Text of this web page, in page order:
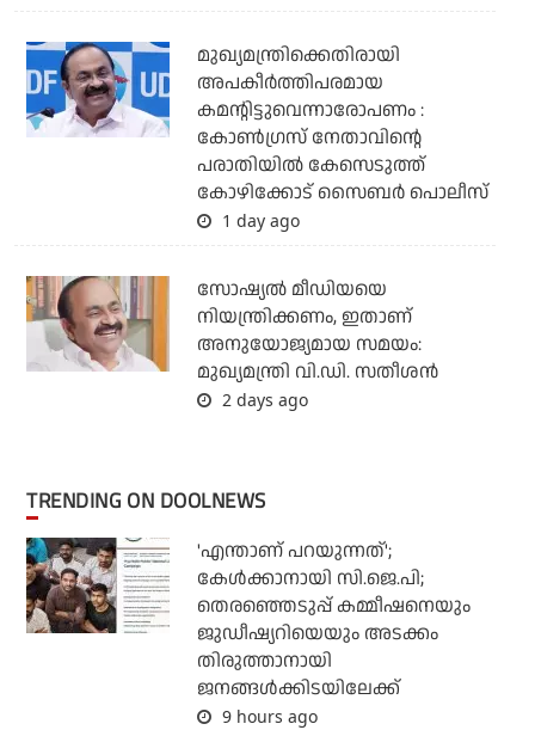
മുഖ്യമന്ത്രിക്കെതിരായി
അപകീര്‍ത്തിപരമായ
കമന്റിട്ടുവെന്നാരോപണം :
കോണ്‍ഗ്രസ് നേതാവിന്റെ
പരാതിയില്‍ കേസെടുത്ത്
കോഴിക്കോട് സൈബര്‍ പൊലീസ്
1 day ago
സോഷ്യല്‍ മീഡിയയെ
നിയന്ത്രിക്കണം, ഇതാണ്
അനുയോജ്യമായ സമയം:
മുഖ്യമന്ത്രി വി.ഡി. സതീശന്‍
2 days ago
TRENDING ON DOOLNEWS
'എന്താണ് പറയുന്നത്';
കേള്‍ക്കാനായി സി.ജെ.പി;
തെരഞ്ഞെടുപ്പ് കമ്മീഷനെയും
ജുഡീഷ്യറിയെയും അടക്കം
തിരുത്താനായി
ജനങ്ങള്‍ക്കിടയിലേക്ക്
9 hours ago